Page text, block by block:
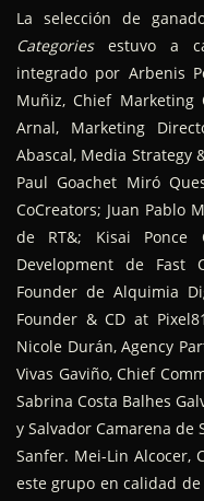
La selección de
Categoriesestuvo a
integrado por Arbenis
Muñiz, Chief Marketing
Arnal, Marketing
Abascal, Media Strategy
Paul Goachet Miró
CoCreators; Juan Pablo
de RT&; Kisai Ponce
Development de Fast
Founder de Alquimia
Founder & CD at
Nicole Durán, Agency
Vivas Gaviño, Chief
Sabrina Costa Balhes
y Salvador Camarena de
Sanfer. Mei-Lin Alcocer,
este grupo en calidad